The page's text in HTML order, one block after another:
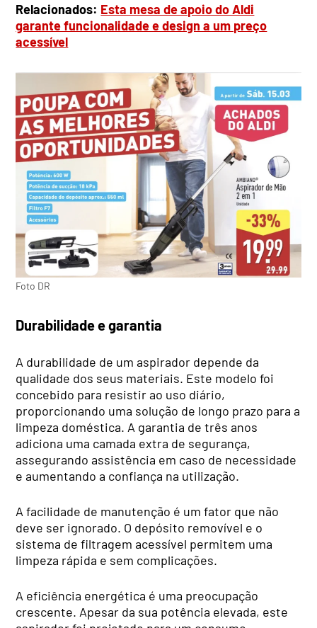
Relacionados: Esta mesa de apoio do Aldi
garante funcionalidade e design a um preço
acessível
Foto DR
Durabilidade e garantia
A durabilidade de um aspirador depende da
qualidade dos seus materiais. Este modelo foi
concebido para resistir ao uso diário,
proporcionando uma solução de longo prazo para a
limpeza doméstica. A garantia de três anos
adiciona uma camada extra de segurança,
assegurando assistência em caso de necessidade
e aumentando a confiança na utilização.
A facilidade de manutenção é um fator que não
deve ser ignorado. O depósito removível e o
sistema de filtragem acessível permitem uma
limpeza rápida e sem complicações.
A eficiência energética é uma preocupação
crescente. Apesar da sua potência elevada, este